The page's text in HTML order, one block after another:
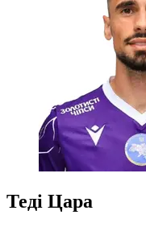
Теді Цара